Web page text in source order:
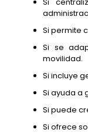
Si
Si permite
Si se
movilidad.
Si incluye
Si ayuda a
Si puede
Si ofrece